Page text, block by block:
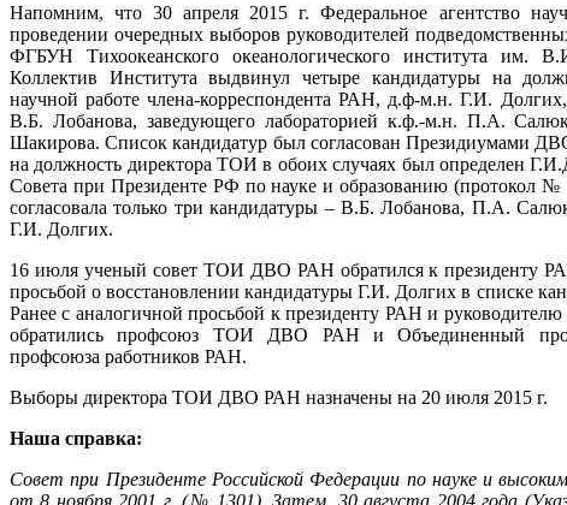
Напомним, что 30 апреля 2015 г. Федеральное агентство
проведении очередных выборов руководителей
ФГБУН Тихоокеанского океанологического института им.
Коллектив Института выдвинул четыре кандидатуры на
научной работе члена-корреспондента РАН, д.ф-м.н. Г.И.
В.Б. Лобанова, заведующего лабораторией к.ф.-м.н. П.А.
Шакирова. Список кандидатур был согласован Президиумами
на должность директора ТОИ в обоих случаях был определен
Совета при Президенте РФ по науке и образованию (протокол №
согласовала только три кандидатуры – В.Б. Лобанова, П.А.
Г.И. Долгих.
16 июля ученый совет ТОИ ДВО РАН обратился к президенту
просьбой о восстановлении кандидатуры Г.И. Долгих в списке
Ранее с аналогичной просьбой к президенту РАН и
обратились профсоюз ТОИ ДВО РАН и Объединенный
профсоюза работников РАН.
Выборы директора ТОИ ДВО РАН назначены на 20 июля 2015 г.
Наша справка:
Совет при Президенте Российской Федерации по науке и
от 8 ноября 2001 г. (№ 1301). Затем, 30 августа 2004 года